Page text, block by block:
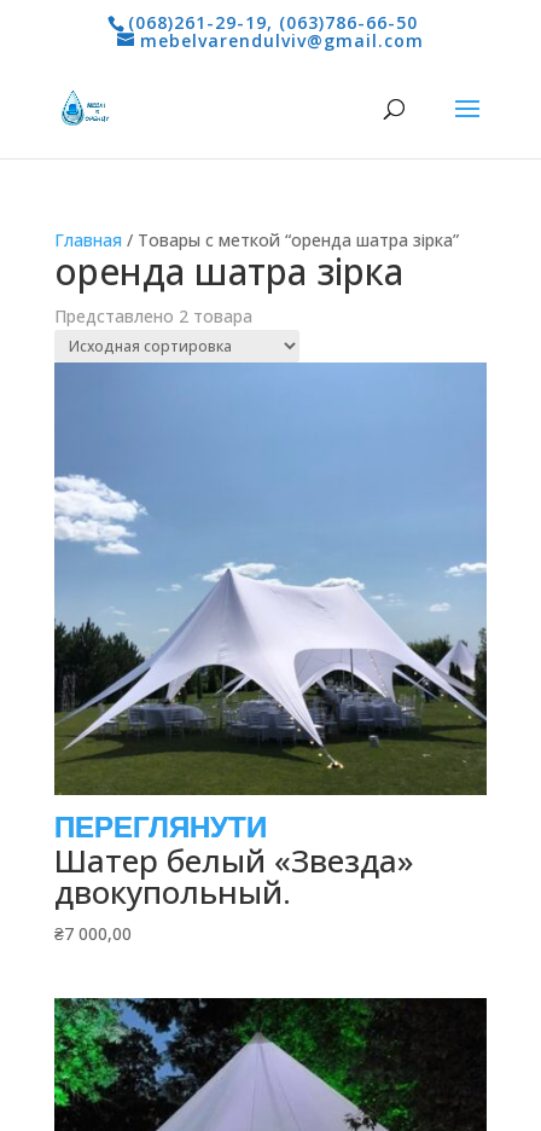
(068)261-29-19, (063)786-66-50
mebelvarendulviv@gmail.com
Главная / Товары с меткой “оренда шатра зірка”
оренда шатра зірка
Представлено 2 товара
Шатер белый «Звезда»
двокупольный.
₴7 000,00